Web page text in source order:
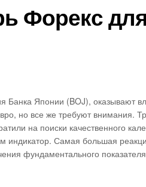
Форекс
Японии (BOJ), оказывают
но все же требуют внимания.
на поиски качественного
Самая большая
фундаментального